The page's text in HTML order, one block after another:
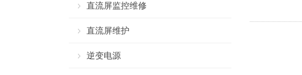
直流屏监控维修
直流屏维护
逆变电源